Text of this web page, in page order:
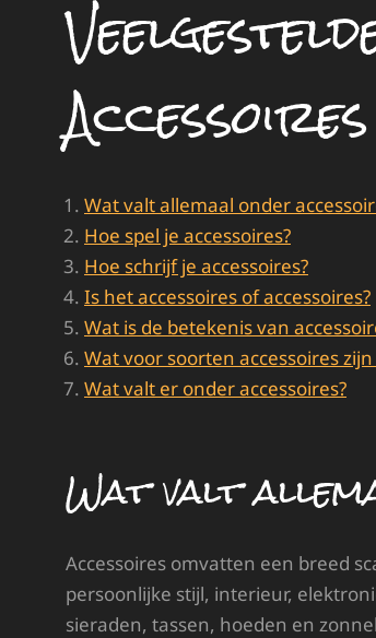
Accessoires
Wat valt allemaal onder
Hoe spel je accessoires?
Hoe schrijf je accessoires?
Is het accessoires of accessoires?
Wat is de betekenis van
Wat voor soorten accessoires zijn
Wat valt er onder accessoires?
Wat valt
Accessoires omvatten een breed
persoonlijke stijl, interieur,
sieraden, tassen, hoeden en